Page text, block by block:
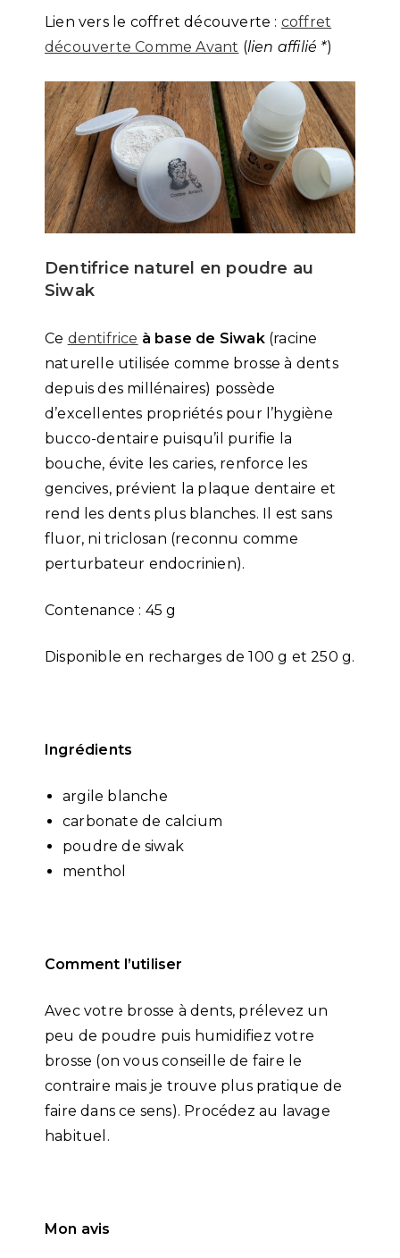
Lien vers le coffret découverte : coffret
découverte Comme Avant (lien affilié *)
Dentifrice naturel en poudre au
Siwak
Ce dentifrice à base de Siwak(racine
naturelle utilisée comme brosse à dents
depuis des millénaires) possède
d’excellentes propriétés pour l’hygiène
bucco-dentaire puisqu’il purifie la
bouche, évite les caries, renforce les
gencives, prévient la plaque dentaire et
rend les dents plus blanches. Il est sans
fluor, ni triclosan (reconnu comme
perturbateur endocrinien).
Contenance : 45 g
Disponible en recharges de 100 g et 250 g.
Ingrédients
argile blanche
carbonate de calcium
poudre de siwak
menthol
Comment l’utiliser
Avec votre brosse à dents, prélevez un
peu de poudre puis humidifiez votre
brosse (on vous conseille de faire le
contraire mais je trouve plus pratique de
faire dans ce sens). Procédez au lavage
habituel.
Mon avis